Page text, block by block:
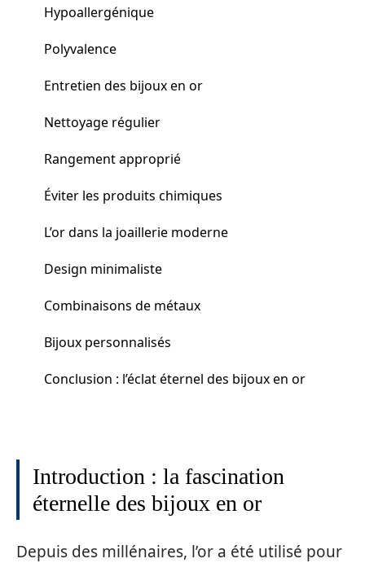
Hypoallergénique
Polyvalence
Entretien des bijoux en or
Nettoyage régulier
Rangement approprié
Éviter les produits chimiques
L’or dans la joaillerie moderne
Design minimaliste
Combinaisons de métaux
Bijoux personnalisés
Conclusion : l’éclat éternel des bijoux en or
Introduction : la fascination
éternelle des bijoux en or
Depuis des millénaires, l’or a été utilisé pour